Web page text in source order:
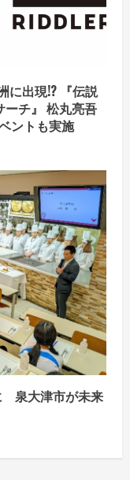
に出現!? 『伝説
ーチ』 松丸亮吾
ントも実施
泉大津市が未来